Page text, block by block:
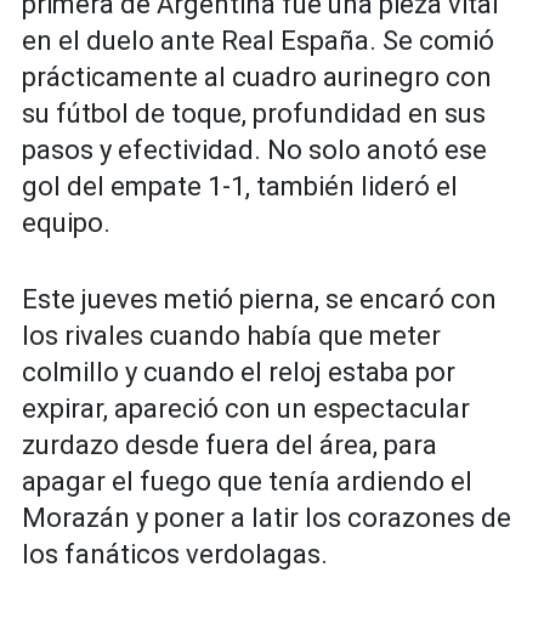
en el duelo ante Real España. Se comió
prácticamente al cuadro aurinegro con
su fútbol de toque, profundidad en sus
pasos y efectividad. No solo anotó ese
gol del empate 1-1, también lideró el
equipo.
Este jueves metió pierna, se encaró con
los rivales cuando había que meter
colmillo y cuando el reloj estaba por
expirar, apareció con un espectacular
zurdazo desde fuera del área, para
apagar el fuego que tenía ardiendo el
Morazán y poner a latir los corazones de
los fanáticos verdolagas.